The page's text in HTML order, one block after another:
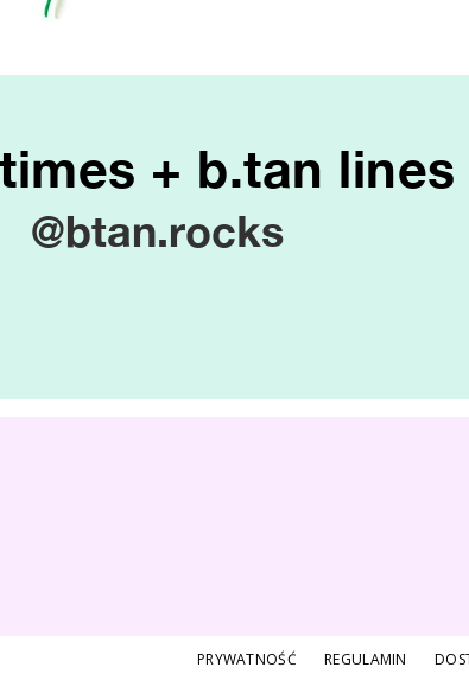
+ b.tan lines
@btan.rocks
PRYWATNOŚĆ REGULAMIN